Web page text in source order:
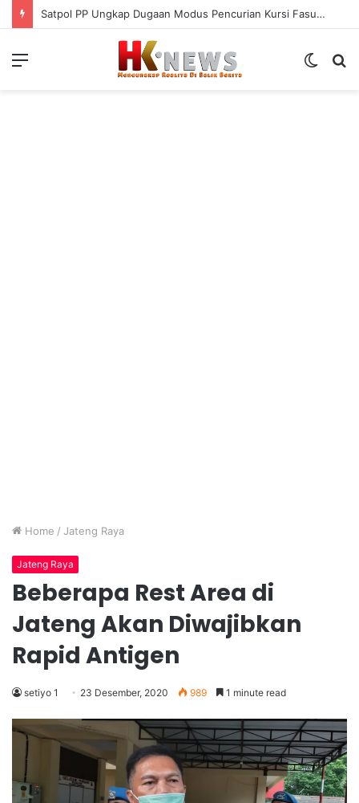
Satpol PP Ungkap Dugaan Modus Pencurian Kursi Fasum Pemkot Surabaya Pakai Ambulans
Menu
Switch
Home / Jateng Raya
Jateng Raya
Beberapa Rest Area di
Jateng Akan Diwajibkan
Rapid Antigen
setiyo 1 23 Desember, 2020 989 1 minute read